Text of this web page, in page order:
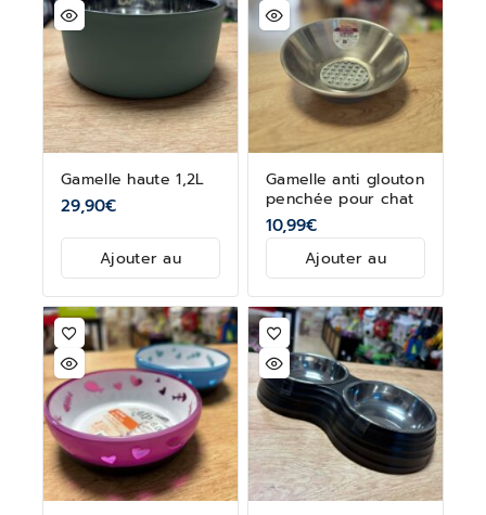
Gamelle haute 1,2L
29,90€
Ajouter au
Gamelle anti glouton
penchée pour chat
10,99€
Ajouter au